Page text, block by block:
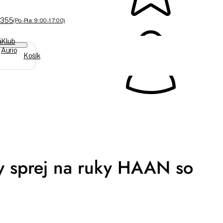
(Po-Pia: 9:00 - 17:00)
Košík
Klub
Aurio
sprej na ruky HAAN so